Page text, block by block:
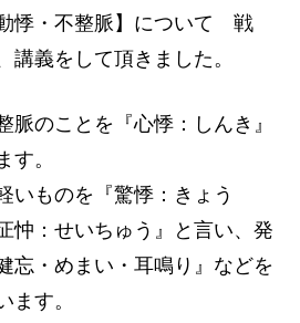
悸・不整脈】について 戦
講義をして頂きました。
脈のことを『心悸：しんき』
す。
いものを『驚悸：きょう
忡：せいちゅう』と言い、発
忘・めまい・耳鳴り』などを
ます。